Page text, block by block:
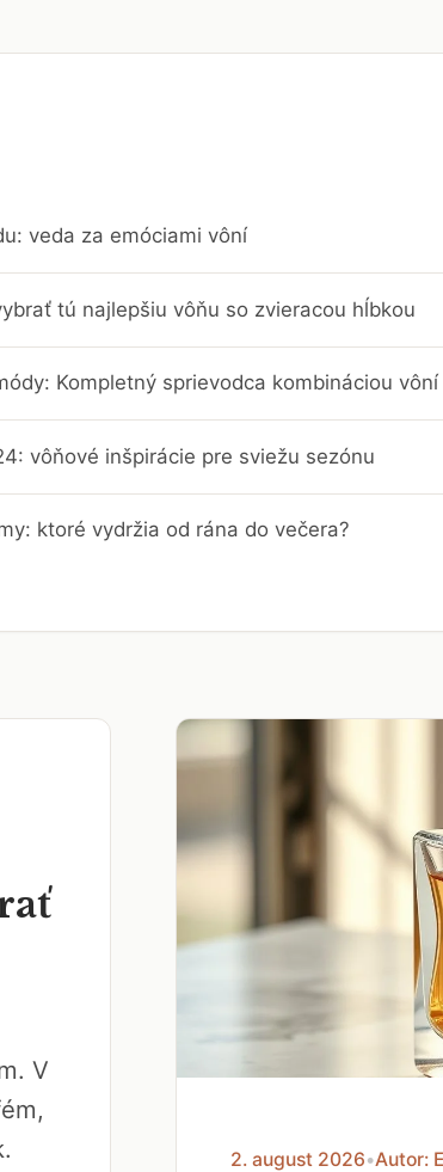
veda za emóciami vôní
tú najlepšiu vôňu so zvieracou hĺbkou
Kompletný sprievodca kombináciou
vôňové inšpirácie pre sviežu sezónu
ktoré vydržia od rána do večera?
V
2. august 2026•Autor: